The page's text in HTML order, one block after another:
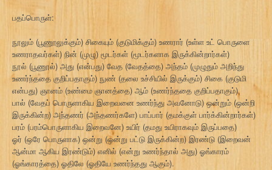
பதப்பொருள்:
நூலும் (பூணூலுக்கும்) சிகையும் (குடுமிக்கும்) உணரார் (உள்ள உட் பொருளை
உணராதவர்கள்) நின் (முழு) மூடர்கள் (மூடர்களாக இருக்கின்றார்கள்)
நூல் (பூணூல்) அது (என்பது) வேத (வேதத்தை) அந்தம் (முழுதும் அறிந்து
உணர்ந்ததை குறிப்பதாகும்) நுண் (தலை உச்சியில் இருக்கும்) சிகை (குடுமி
என்பது) ஞானம் (உண்மை ஞானத்தை) ஆம் (உணர்ந்ததை குறிப்பதாகும்)
பால் (வேதப் பொருளாகிய இறைவனை உணர்ந்து அவனோடு) ஒன்றும் (ஒன்றி
இருக்கின்ற) அந்தணர் (அந்தணர்களே) பாப்பார் (தமக்குள் பார்க்கின்றார்கள்)
பரம் (பரம்பொருளாகிய இறைவனே) உயிர் (தமது உயிராகவும் இருப்பதை)
ஓர் (ஒரே பொருளாக) ஒன்று (ஒன்று பட்டு இருக்கின்ற) இரண்டு (இறைவன்
ஆன்மா ஆகிய இரண்டும்) எனில் (என்று உணர்ந்தால் அது) ஓங்காரம்
(ஓங்காரத்தை) ஓதிலே (ஓதியே உணர்ந்தது ஆகும்).